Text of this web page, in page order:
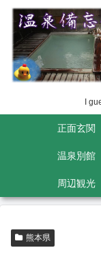
I
正面玄関
温泉別館
周辺観光
熊本県